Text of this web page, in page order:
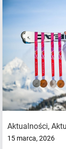
Aktualności,
15 marca, 2026